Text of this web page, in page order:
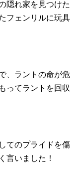
隠れ家を見つけた
フェンリルに玩具
、ラントの命が危
ってラントを回収
てのプライドを傷
言いました！